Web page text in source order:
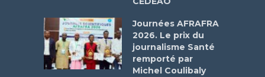
Journées AFRAFRA
2026. Le prix du
journalisme Santé
remporté par
Michel Coulibaly